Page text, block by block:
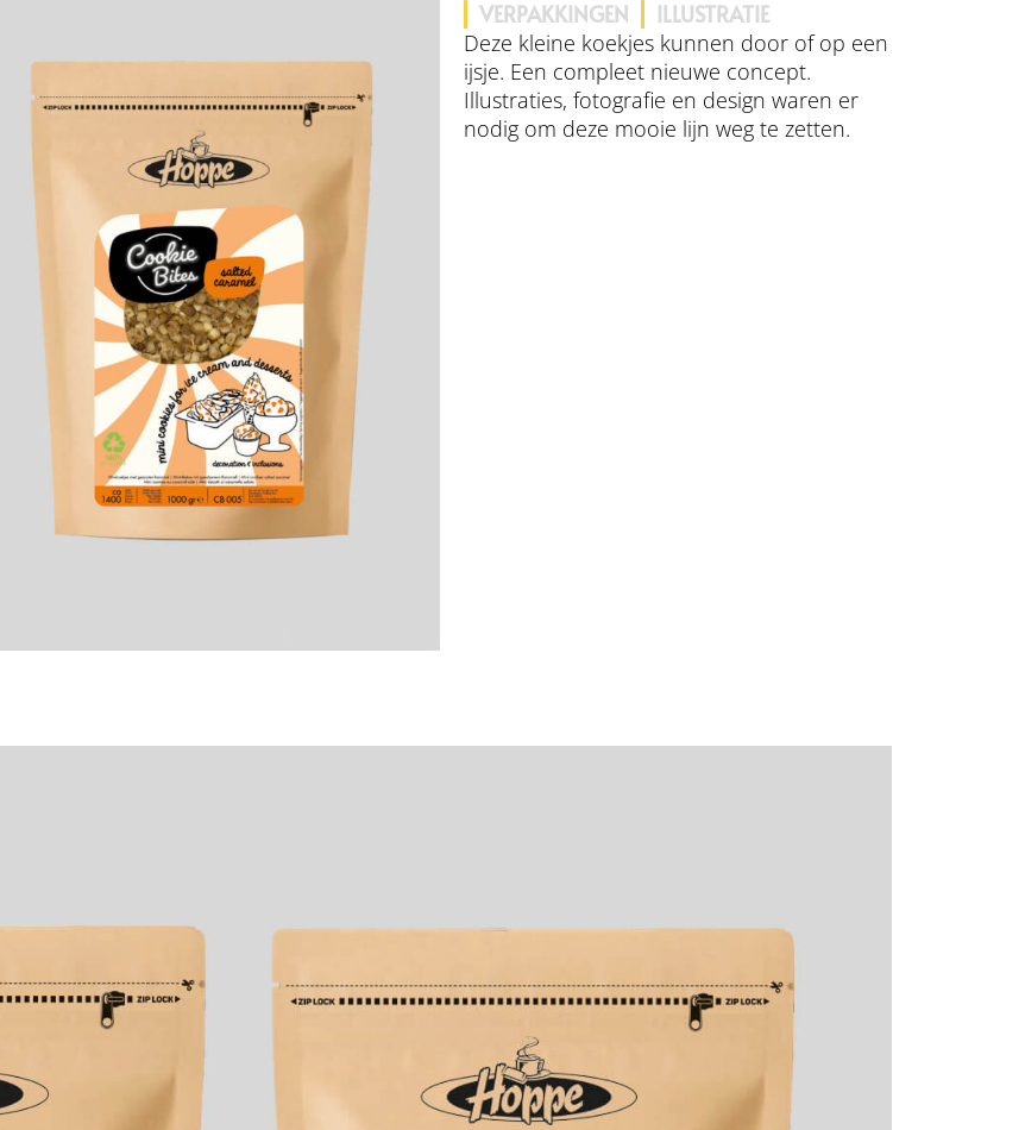
VERPAKKINGEN
ILLUSTRATIE
Deze kleine koekjes kunnen door of op een
ijsje. Een compleet nieuwe concept.
Illustraties, fotografie en design waren er
nodig om deze mooie lijn weg te zetten.